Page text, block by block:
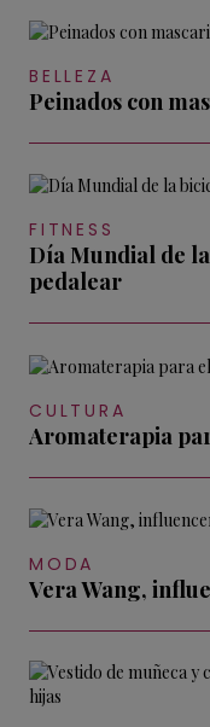
BELLEZA
Peinados con
FITNESS
Día Mundial de
pedalear
CULTURA
Aromaterapia
MODA
Vera Wang,